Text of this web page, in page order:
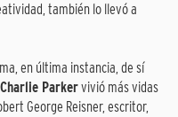
también lo llevó a
en última instancia, de sí
Charlie Parkervivió más vidas
George Reisner, escritor,